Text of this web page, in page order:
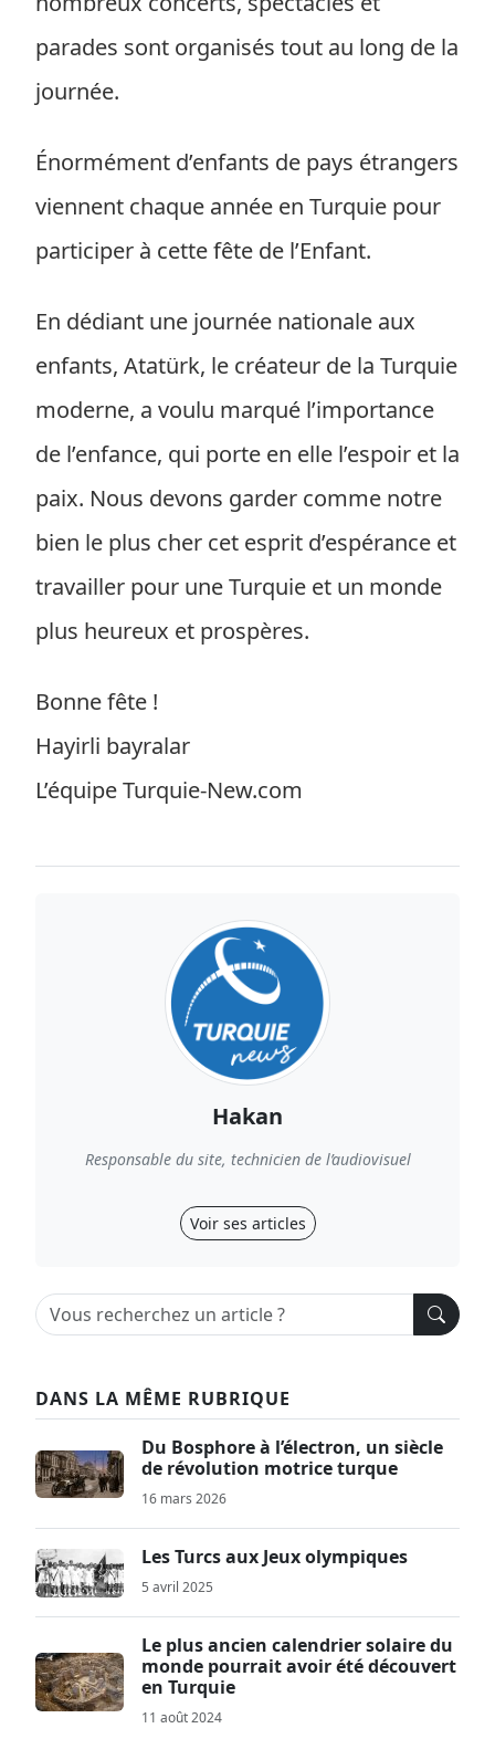
parades sont organisés tout au long de la
journée.
Énormément d’enfants de pays étrangers
viennent chaque année en Turquie pour
participer à cette fête de l’Enfant.
En dédiant une journée nationale aux
enfants, Atatürk, le créateur de la Turquie
moderne, a voulu marqué l’importance
de l’enfance, qui porte en elle l’espoir et la
paix. Nous devons garder comme notre
bien le plus cher cet esprit d’espérance et
travailler pour une Turquie et un monde
plus heureux et prospères.
Bonne fête !
Hayirli bayralar
L’équipe Turquie-New.com
Hakan
Responsable du site, technicien de l’audiovisuel
Voir ses articles
DANS LA MÊME RUBRIQUE
Du Bosphore à l’électron, un siècle
de révolution motrice turque
16 mars 2026
Les Turcs aux Jeux olympiques
5 avril 2025
Le plus ancien calendrier solaire du
monde pourrait avoir été découvert
en Turquie
11 août 2024